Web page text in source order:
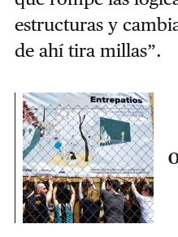
estructuras y
de ahí tira millas”.